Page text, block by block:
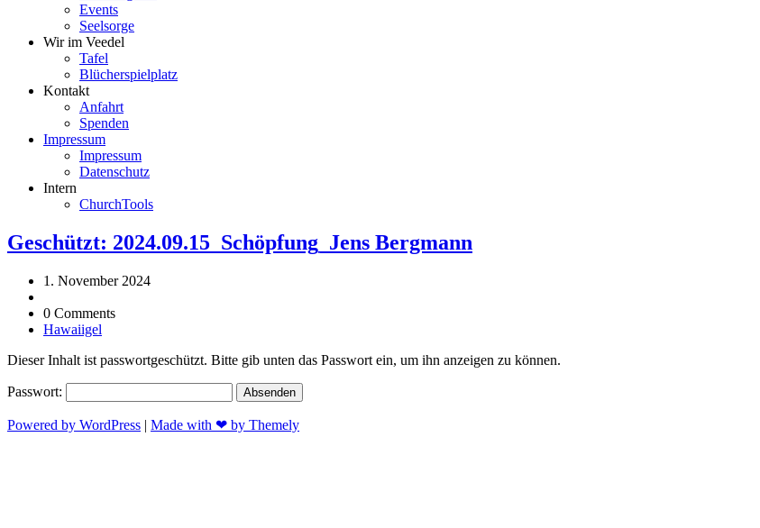
Events
Seelsorge
Wir im Veedel
Tafel
Blücherspielplatz
Kontakt
Anfahrt
Spenden
Impressum
Impressum
Datenschutz
Intern
ChurchTools
Geschützt: 2024.09.15_Schöpfung_Jens Bergmann
1. November 2024
0 Comments
Hawaiigel
Dieser Inhalt ist passwortgeschützt. Bitte gib unten das Passwort ein, um ihn anzeigen zu können.
Passwort:
Powered by WordPress | Made with ❤ by Themely